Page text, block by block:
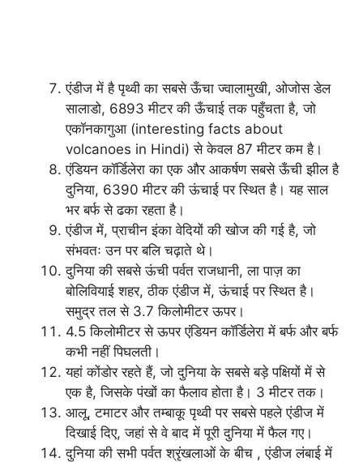
एंडीज में है पृथ्वी का सबसे ऊँचा ज्वालामुखी, ओजोस डेल
सालाडो, 6893 मीटर की ऊँचाई तक पहुँचता है, जो
एकॉनकागुआ (interesting facts about
volcanoes in Hindi) से केवल 87 मीटर कम है।
एंडियन कॉर्डिलेरा का एक और आकर्षण सबसे ऊँची झील है
दुनिया, 6390 मीटर की ऊंचाई पर स्थित है। यह साल
भर बर्फ से ढका रहता है।
एंडीज में, प्राचीन इंका वेदियों की खोज की गई है, जो
संभवतः उन पर बलि चढ़ाते थे।
दुनिया की सबसे ऊंची पर्वत राजधानी, ला पाज़ का
बोलिवियाई शहर, ठीक एंडीज में, ऊंचाई पर स्थित है।
समुद्र तल से 3.7 किलोमीटर ऊपर।
4.5 किलोमीटर से ऊपर एंडियन कॉर्डिलेरा में बर्फ और बर्फ
कभी नहीं पिघलती।
यहां कोंडोर रहते हैं, जो दुनिया के सबसे बड़े पक्षियों में से
एक है, जिसके पंखों का फैलाव होता है। 3 मीटर तक।
आलू, टमाटर और तम्बाकू पृथ्वी पर सबसे पहले एंडीज में
दिखाई दिए, जहां से वे बाद में पूरी दुनिया में फैल गए।
दुनिया की सभी पर्वत श्रृंखलाओं के बीच , एंडीज लंबाई में